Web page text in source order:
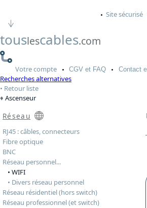
Site sécurisé
touslescables.com
Votrecompte CGV et FAQ Contact
Recherches alternatives
Retour liste
Ascenseur
Réseau
RJ45 : câbles, connecteurs
Fibre optique
BNC
Réseau personnel...
• WIFI
• Divers réseau personnel
Réseau résidentiel (hors switch)
Réseau professionnel (et switch)